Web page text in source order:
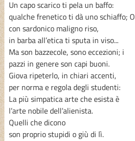
Un capo scarico ti pela un baffo:
qualche frenetico ti dà uno schiaffo; O
con sardonico maligno riso,
in barba all’etica ti sputa in viso...
Ma son bazzecole, sono eccezioni; i
pazzi in genere son capi buoni.
Giova ripeterlo, in chiari accenti,
per norma e regola degli studenti:
La più simpatica arte che esista è
l’arte nobile dell’alienista.
Quelli che dicono
son proprio stupidi o giù di lì.